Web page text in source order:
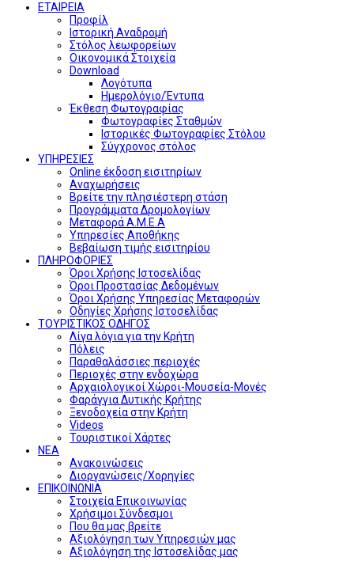
ΕΤΑΙΡΕΙΑ
Προφίλ
Ιστορική Αναδρομή
Στόλος λεωφορείων
Οικονομικά Στοιχεία
Download
Λογότυπα
Ημερολόγιο/Έντυπα
Έκθεση Φωτογραφίας
Φωτογραφίες Σταθμών
Ιστορικές Φωτογραφίες Στόλου
Σύγχρονος στόλος
ΥΠΗΡΕΣΙΕΣ
Online έκδοση εισιτηρίων
Αναχωρήσεις
Βρείτε την πλησιέστερη στάση
Προγράμματα Δρομολογίων
Μεταφορά Α.Μ.Ε.Α
Υπηρεσίες Αποθήκης
Βεβαίωση τιμής εισιτηρίου
ΠΛΗΡΟΦΟΡΙΕΣ
Όροι Χρήσης Ιστοσελίδας
Όροι Προστασίας Δεδομένων
Όροι Χρήσης Υπηρεσίας Μεταφορών
Οδηγίες Χρήσης Ιστοσελίδας
ΤΟΥΡΙΣΤΙΚΟΣ ΟΔΗΓΟΣ
Λίγα λόγια για την Κρήτη
Πόλεις
Παραθαλάσσιες περιοχές
Περιοχές στην ενδοχώρα
Αρχαιολογικοί Χώροι-Μουσεία-Μονές
Φαράγγια Δυτικής Κρήτης
Ξενοδοχεία στην Κρήτη
Videos
Τουριστικοί Χάρτες
ΝΕΑ
Ανακοινώσεις
Διοργανώσεις/Χορηγίες
ΕΠΙΚΟΙΝΩΝΙΑ
Στοιχεία Επικοινωνίας
Χρήσιμοι Σύνδεσμοι
Που θα μας βρείτε
Αξιολόγηση των Υπηρεσιών μας
Αξιολόγηση της Ιστοσελίδας μας